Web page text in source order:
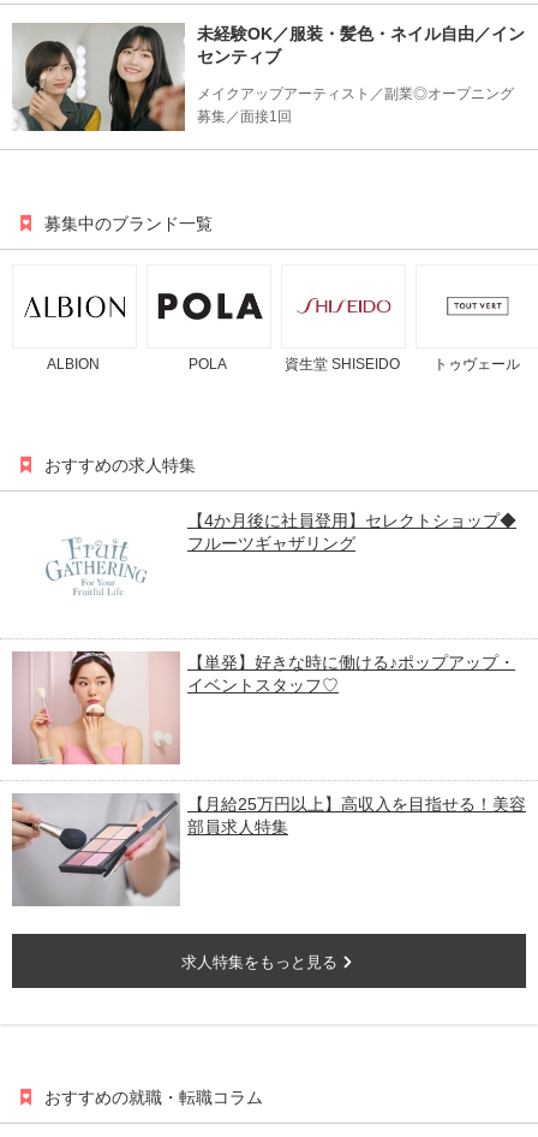
未経験OK／服装・髪色・ネイル自由／イン
センティブ
メイクアップアーティスト／副業◎オープニング
募集／面接1回
募集中のブランド一覧
ALBION POLA 資生堂 SHISEIDO トゥヴェール
おすすめの求人特集
【4か月後に社員登用】セレクトショップ◆
フルーツギャザリング
【単発】好きな時に働ける♪ポップアップ・
イベントスタッフ♡
【月給25万円以上】高収入を目指せる！美容
部員求人特集
求人特集をもっと見る
おすすめの就職・転職コラム